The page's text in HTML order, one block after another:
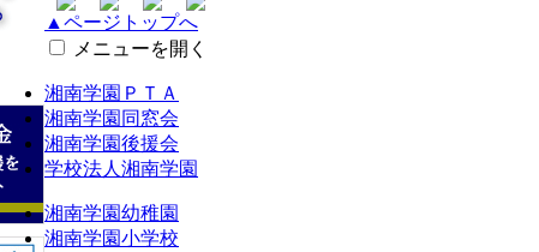
▲ページトップへ
メニューを開く
湘南学園ＰＴＡ
湘南学園同窓会
湘南学園後援会
学校法人湘南学園
湘南学園幼稚園
湘南学園小学校